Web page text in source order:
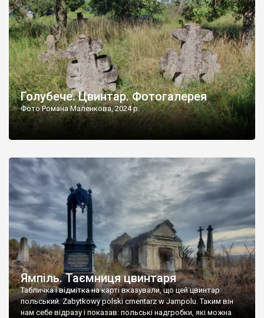
різноманітних форм хрестів. Село відносно невелике, […]
Голубече. Цвинтар. Фотогалерея
Фото Романа Маленкова, 2024 р.
Ямпіль. Таємниця цвинтаря
Табличка і відмітка на карті вказували, що цей цвинтар
польський. Zabytkowy polski cmentarz w Jampolu. Таким він
нам себе відразу і показав: польські надгробки, які можна